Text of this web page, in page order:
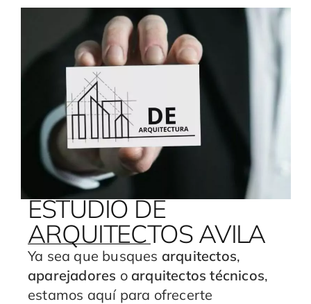
ESTUDIO DE
ARQUITECTOS AVILA
Ya sea que busques arquitectos,
aparejadores o arquitectos técnicos,
estamos aquí para ofrecerte